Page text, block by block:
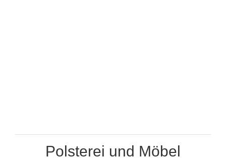
Polsterei und Möbel